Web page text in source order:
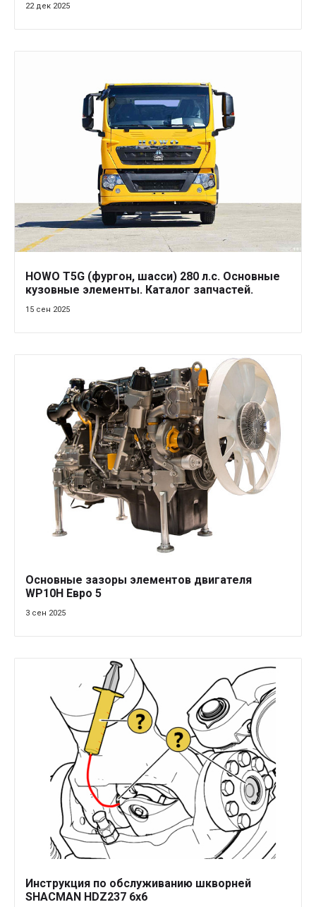
22 дек 2025
HOWO T5G (фургон, шасси) 280 л.с. Основные
кузовные элементы. Каталог запчастей.
15 сен 2025
Основные зазоры элементов двигателя
WP10H Евро 5
3 сен 2025
Инструкция по обслуживанию шкворней
SHACMAN HDZ237 6x6